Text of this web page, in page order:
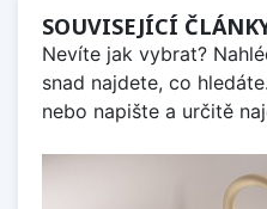
SOUVISEJÍCÍ
Nevíte jak vybrat?
snad najdete, co
nebo napište a určitě